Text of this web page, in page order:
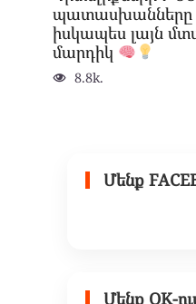
պատասխանները
իսկապես լայն
մարդիկ
8.8k.
Մենք
Մենք OK-